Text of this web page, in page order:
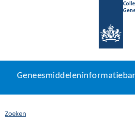
naar
U
zich
hier:
Zoeken